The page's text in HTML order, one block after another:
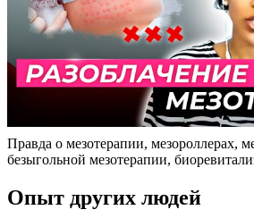
Правда о мезотерапии, мезороллерах,
безыгольной мезотерапии,
Опыт других людей